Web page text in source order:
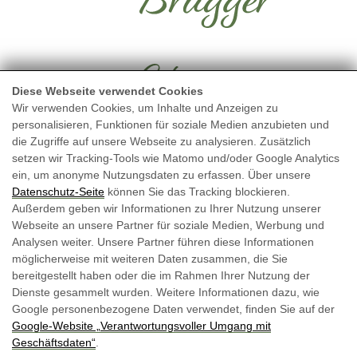
Diese Webseite verwendet Cookies
Wir verwenden Cookies, um Inhalte und Anzeigen zu
personalisieren, Funktionen für soziale Medien anzubieten und
die Zugriffe auf unsere Webseite zu analysieren. Zusätzlich
setzen wir Tracking-Tools wie Matomo und/oder Google Analytics
ein, um anonyme Nutzungsdaten zu erfassen. Über unsere
Datenschutz-Seite können Sie das Tracking blockieren.
Außerdem geben wir Informationen zu Ihrer Nutzung unserer
Webseite an unsere Partner für soziale Medien, Werbung und
Analysen weiter. Unsere Partner führen diese Informationen
möglicherweise mit weiteren Daten zusammen, die Sie
bereitgestellt haben oder die im Rahmen Ihrer Nutzung der
Dienste gesammelt wurden. Weitere Informationen dazu, wie
Google personenbezogene Daten verwendet, finden Sie auf der
Google‑Website „Verantwortungsvoller Umgang mit
Geschäftsdaten“
Adresse
Bichlweg 4
5723 Uttendorf
ROUTENPLANER
Kontakt
+43 660 543 07 91
info@ferienwohnung-brugger.at